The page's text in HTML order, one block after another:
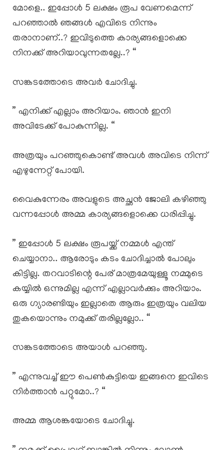
മോളെ.. ഇപ്പോൾ 5 ലക്ഷം രൂപ വേണമെന്ന്
പറഞ്ഞാൽ ഞങ്ങൾ എവിടെ നിന്നും
തരാനാണ്..? ഇവിടുത്തെ കാര്യങ്ങളൊക്കെ
നിനക്ക് അറിയാവുന്നതല്ലേ..? “
സങ്കടത്തോടെ അവർ ചോദിച്ചു.
” എനിക്ക് എല്ലാം അറിയാം. ഞാൻ ഇനി
അവിടേക്ക് പോകുന്നില്ല. “
അത്രയും പറഞ്ഞുകൊണ്ട് അവൾ അവിടെ നിന്ന്
എഴുന്നേറ്റ് പോയി.
വൈകുന്നേരം അവളുടെ അച്ഛൻ ജോലി കഴിഞ്ഞു
വന്നപ്പോൾ അമ്മ കാര്യങ്ങളൊക്കെ ധരിപ്പിച്ചു.
” ഇപ്പോൾ 5 ലക്ഷം രൂപയ്ക്ക് നമ്മൾ എന്ത്
ചെയ്യാനാ.. ആരോടും കടം ചോദിച്ചാൽ പോലും
കിട്ടില്ല. തറവാടിന്റെ പേര് മാത്രമേയുള്ളൂ നമ്മുടെ
കയ്യിൽ ഒന്നുമില്ല എന്ന് എല്ലാവർക്കും അറിയാം.
ഒരു ഗ്യാരണ്ടിയും ഇല്ലാതെ ആരും ഇത്രയും വലിയ
തുകയൊന്നും നമുക്ക് തരില്ലല്ലോ.. “
സങ്കടത്തോടെ അയാൾ പറഞ്ഞു.
” എന്നുവച്ച് ഈ പെൺകുട്ടിയെ ഇങ്ങനെ ഇവിടെ
നിർത്താൻ പറ്റുമോ..? “
അമ്മ ആശങ്കയോടെ ചോദിച്ചു.